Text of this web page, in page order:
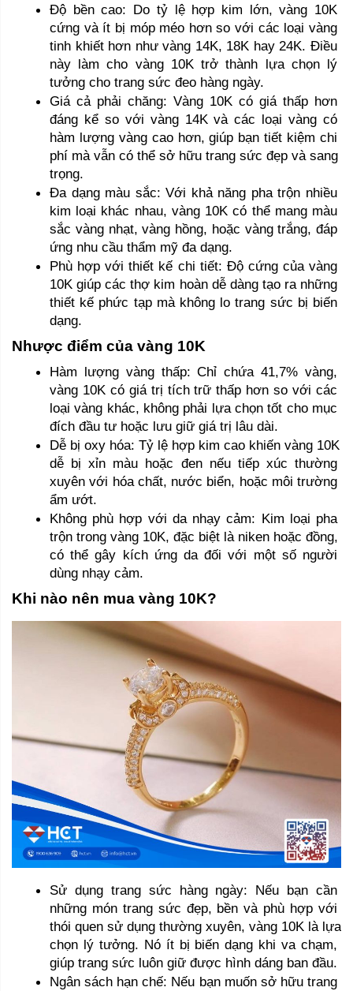
Độ bền cao: Do tỷ lệ hợp kim lớn, vàng 10K
cứng và ít bị móp méo hơn so với các loại vàng
tinh khiết hơn như vàng 14K, 18K hay 24K. Điều
này làm cho vàng 10K trở thành lựa chọn lý
tưởng cho trang sức đeo hàng ngày.
Giá cả phải chăng: Vàng 10K có giá thấp hơn
đáng kể so với vàng 14K và các loại vàng có
hàm lượng vàng cao hơn, giúp bạn tiết kiệm chi
phí mà vẫn có thể sở hữu trang sức đẹp và sang
trọng.
Đa dạng màu sắc: Với khả năng pha trộn nhiều
kim loại khác nhau, vàng 10K có thể mang màu
sắc vàng nhạt, vàng hồng, hoặc vàng trắng, đáp
ứng nhu cầu thẩm mỹ đa dạng.
Phù hợp với thiết kế chi tiết: Độ cứng của vàng
10K giúp các thợ kim hoàn dễ dàng tạo ra những
thiết kế phức tạp mà không lo trang sức bị biến
dạng.
Nhược điểm của vàng 10K
Hàm lượng vàng thấp: Chỉ chứa 41,7% vàng,
vàng 10K có giá trị tích trữ thấp hơn so với các
loại vàng khác, không phải lựa chọn tốt cho mục
đích đầu tư hoặc lưu giữ giá trị lâu dài.
Dễ bị oxy hóa: Tỷ lệ hợp kim cao khiến vàng 10K
dễ bị xỉn màu hoặc đen nếu tiếp xúc thường
xuyên với hóa chất, nước biển, hoặc môi trường
ẩm ướt.
Không phù hợp với da nhạy cảm: Kim loại pha
trộn trong vàng 10K, đặc biệt là niken hoặc đồng,
có thể gây kích ứng da đối với một số người
dùng nhạy cảm.
Khi nào nên mua vàng 10K?
Sử dụng trang sức hàng ngày: Nếu bạn cần
những món trang sức đẹp, bền và phù hợp với
thói quen sử dụng thường xuyên, vàng 10K là lựa
chọn lý tưởng. Nó ít bị biến dạng khi va chạm,
giúp trang sức luôn giữ được hình dáng ban đầu.
Ngân sách hạn chế: Nếu bạn muốn sở hữu trang